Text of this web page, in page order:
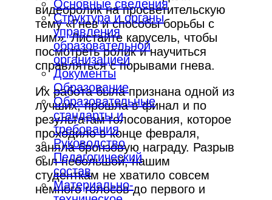
Основные сведения
Структура и органы
управления
образовательной
организацией
Документы
Образование
Образовательные
стандарты и
требования
Руководство
Педагогический
состав
Материально-
видеоролик на просветительскую
тему «Гнев и способы борьбы с
ним». Листайте карусель, чтобы
посмотреть ролик и научиться
справляться с порывами гнева.
Их работа была признана одной из
лучших, прошла в финал и по
результатам голосования, которое
проходило в конце февраля,
заняла бронзовую награду. Разрыв
был небольшой, нашим
студенткам не хватило совсем
немного голосов до первого и